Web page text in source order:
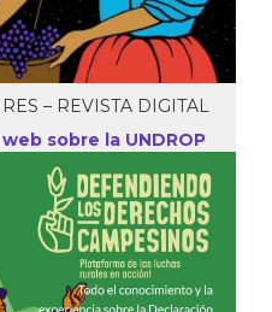
– REVISTA DIGITAL
sobre la UNDROP